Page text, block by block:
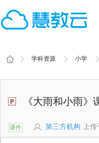
学科资源 小学
《大雨和小雨》
课件 第三方机构 上